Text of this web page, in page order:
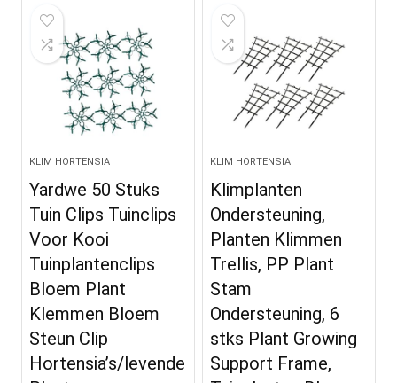
KLIM HORTENSIA
Yardwe 50 Stuks
Tuin Clips Tuinclips
Voor Kooi
Tuinplantenclips
Bloem Plant
Klemmen Bloem
Steun Clip
Hortensia’s/levende
KLIM HORTENSIA
Klimplanten
Ondersteuning,
Planten Klimmen
Trellis, PP Plant
Stam
Ondersteuning, 6
stks Plant Growing
Support Frame,